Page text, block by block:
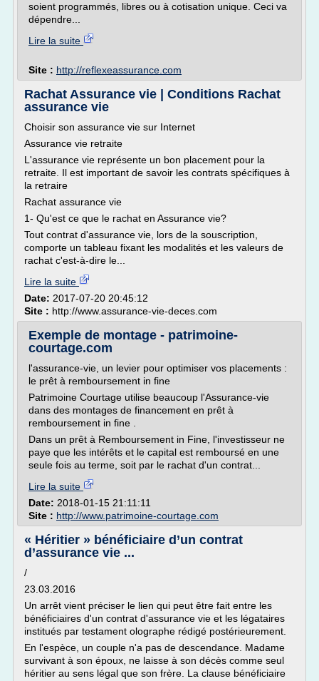
soient programmés, libres ou à cotisation unique. Ceci va
dépendre...
Lire la suite
Site : http://reflexeassurance.com
Rachat Assurance vie | Conditions Rachat
assurance vie
Choisir son assurance vie sur Internet
Assurance vie retraite
L'assurance vie représente un bon placement pour la
retraite. Il est important de savoir les contrats spécifiques à
la retraire
Rachat assurance vie
1- Qu'est ce que le rachat en Assurance vie?
Tout contrat d'assurance vie, lors de la souscription,
comporte un tableau fixant les modalités et les valeurs de
rachat c'est-à-dire le...
Lire la suite
Date: 2017-07-20 20:45:12
Site : http://www.assurance-vie-deces.com
Exemple de montage - patrimoine-
courtage.com
l'assurance-vie, un levier pour optimiser vos placements :
le prêt à remboursement in fine
Patrimoine Courtage utilise beaucoup l'Assurance-vie
dans des montages de financement en prêt à
remboursement in fine .
Dans un prêt à Remboursement in Fine, l'investisseur ne
paye que les intérêts et le capital est remboursé en une
seule fois au terme, soit par le rachat d'un contrat...
Lire la suite
Date: 2018-01-15 21:11:11
Site : http://www.patrimoine-courtage.com
« Héritier » bénéficiaire d’un contrat
d’assurance vie ...
/
23.03.2016
Un arrêt vient préciser le lien qui peut être fait entre les
bénéficiaires d'un contrat d'assurance vie et les légataires
institués par testament olographe rédigé postérieurement.
En l'espèce, un couple n'a pas de descendance. Madame
survivant à son époux, ne laisse à son décès comme seul
héritier au sens légal que son frère. La clause bénéficiaire